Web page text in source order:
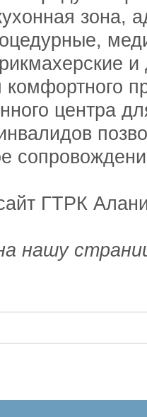
зона,
центра
ГТРК
нашу